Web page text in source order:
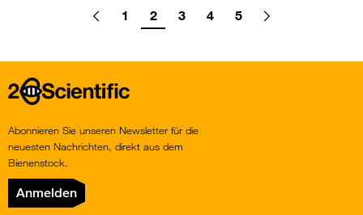
Go
Previous
pageGo
1
Go
to
2
Go
3
Go
4
Go
5
Go
Next
page
Home
Abonnieren Sie unseren Newsletter für die
neuesten Nachrichten, direkt aus dem
Bienenstock.
Anmelden